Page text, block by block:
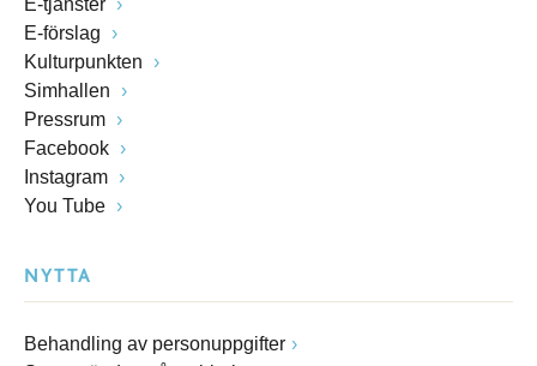
E-tjänster
E-förslag
Kulturpunkten
Simhallen
Pressrum
Facebook
Instagram
You Tube
NYTTA
Behandling av personuppgifter